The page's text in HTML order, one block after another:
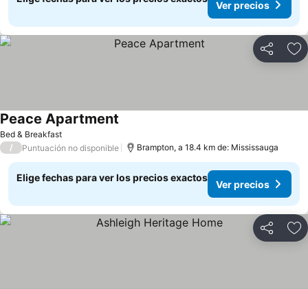
Ver precios
Compartir
Bed & Breakfast
Peace Apartment
/ Puntuación no disponible Brampton, a 18.4 km de: Mississauga
Elige fechas para ver los precios exactos
Ver precios
Compartir